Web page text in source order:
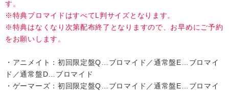
サイトマップ
お問い合わせ
す。
※特典ブロマイドはすべてL判サイズとなります。
※特典はなくなり次第配布終了となりますので、お早めにご予約
をお願いします。
・アニメイト：初回限定盤Q…ブロマイド／通常盤E…ブロマイ
ド／通常盤D…ブロマイド
・ゲーマーズ：初回限定盤Q…ブロマイド／通常盤E…ブロマイ